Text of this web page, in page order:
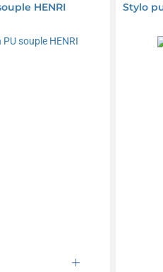
HENRI Stylo